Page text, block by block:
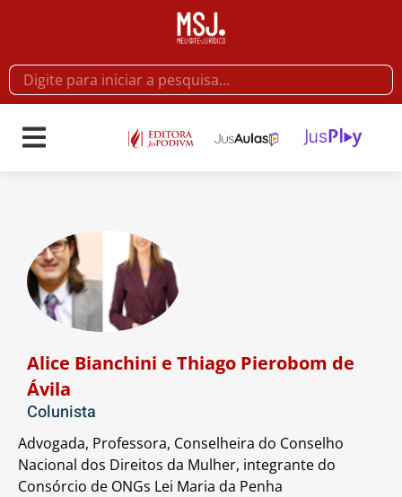
Alice Bianchini e Thiago Pierobom de
Ávila
Colunista
Advogada, Professora, Conselheira do Conselho
Nacional dos Direitos da Mulher, integrante do
Consórcio de ONGs Lei Maria da Penha